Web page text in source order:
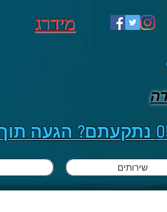
מידרג
נתקעתם? הגעה תוך 25
שירותים